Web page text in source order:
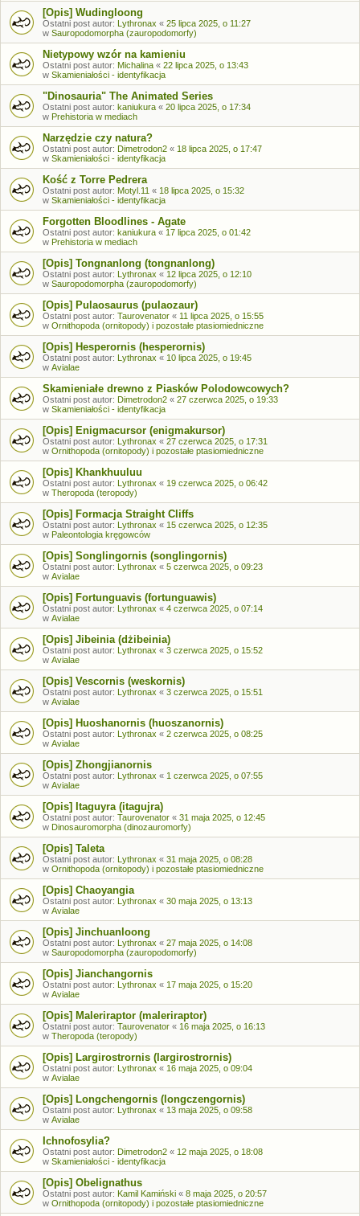
[Opis] Wudingloong
Ostatni post autor: Lythronax « 25 lipca 2025, o 11:27
w Sauropodomorpha (zauropodomorfy)
Nietypowy wzór na kamieniu
Ostatni post autor: Michalina « 22 lipca 2025, o 13:43
w Skamieniałości - identyfikacja
"Dinosauria" The Animated Series
Ostatni post autor: kaniukura « 20 lipca 2025, o 17:34
w Prehistoria w mediach
Narzędzie czy natura?
Ostatni post autor: Dimetrodon2 « 18 lipca 2025, o 17:47
w Skamieniałości - identyfikacja
Kość z Torre Pedrera
Ostatni post autor: Motyl.11 « 18 lipca 2025, o 15:32
w Skamieniałości - identyfikacja
Forgotten Bloodlines - Agate
Ostatni post autor: kaniukura « 17 lipca 2025, o 01:42
w Prehistoria w mediach
[Opis] Tongnanlong (tongnanlong)
Ostatni post autor: Lythronax « 12 lipca 2025, o 12:10
w Sauropodomorpha (zauropodomorfy)
[Opis] Pulaosaurus (pulaozaur)
Ostatni post autor: Taurovenator « 11 lipca 2025, o 15:55
w Ornithopoda (ornitopody) i pozostałe ptasiomiedniczne
[Opis] Hesperornis (hesperornis)
Ostatni post autor: Lythronax « 10 lipca 2025, o 19:45
w Avialae
Skamieniałe drewno z Piasków Polodowcowych?
Ostatni post autor: Dimetrodon2 « 27 czerwca 2025, o 19:33
w Skamieniałości - identyfikacja
[Opis] Enigmacursor (enigmakursor)
Ostatni post autor: Lythronax « 27 czerwca 2025, o 17:31
w Ornithopoda (ornitopody) i pozostałe ptasiomiedniczne
[Opis] Khankhuuluu
Ostatni post autor: Lythronax « 19 czerwca 2025, o 06:42
w Theropoda (teropody)
[Opis] Formacja Straight Cliffs
Ostatni post autor: Lythronax « 15 czerwca 2025, o 12:35
w Paleontologia kręgowców
[Opis] Songlingornis (songlingornis)
Ostatni post autor: Lythronax « 5 czerwca 2025, o 09:23
w Avialae
[Opis] Fortunguavis (fortunguawis)
Ostatni post autor: Lythronax « 4 czerwca 2025, o 07:14
w Avialae
[Opis] Jibeinia (dżibeinia)
Ostatni post autor: Lythronax « 3 czerwca 2025, o 15:52
w Avialae
[Opis] Vescornis (weskornis)
Ostatni post autor: Lythronax « 3 czerwca 2025, o 15:51
w Avialae
[Opis] Huoshanornis (huoszanornis)
Ostatni post autor: Lythronax « 2 czerwca 2025, o 08:25
w Avialae
[Opis] Zhongjianornis
Ostatni post autor: Lythronax « 1 czerwca 2025, o 07:55
w Avialae
[Opis] Itaguyra (itagujra)
Ostatni post autor: Taurovenator « 31 maja 2025, o 12:45
w Dinosauromorpha (dinozauromorfy)
[Opis] Taleta
Ostatni post autor: Lythronax « 31 maja 2025, o 08:28
w Ornithopoda (ornitopody) i pozostałe ptasiomiedniczne
[Opis] Chaoyangia
Ostatni post autor: Lythronax « 30 maja 2025, o 13:13
w Avialae
[Opis] Jinchuanloong
Ostatni post autor: Lythronax « 27 maja 2025, o 14:08
w Sauropodomorpha (zauropodomorfy)
[Opis] Jianchangornis
Ostatni post autor: Lythronax « 17 maja 2025, o 15:20
w Avialae
[Opis] Maleriraptor (maleriraptor)
Ostatni post autor: Taurovenator « 16 maja 2025, o 16:13
w Theropoda (teropody)
[Opis] Largirostrornis (largirostrornis)
Ostatni post autor: Lythronax « 16 maja 2025, o 09:04
w Avialae
[Opis] Longchengornis (longczengornis)
Ostatni post autor: Lythronax « 13 maja 2025, o 09:58
w Avialae
Ichnofosylia?
Ostatni post autor: Dimetrodon2 « 12 maja 2025, o 18:08
w Skamieniałości - identyfikacja
[Opis] Obelignathus
Ostatni post autor: Kamil Kamiński « 8 maja 2025, o 20:57
w Ornithopoda (ornitopody) i pozostałe ptasiomiedniczne